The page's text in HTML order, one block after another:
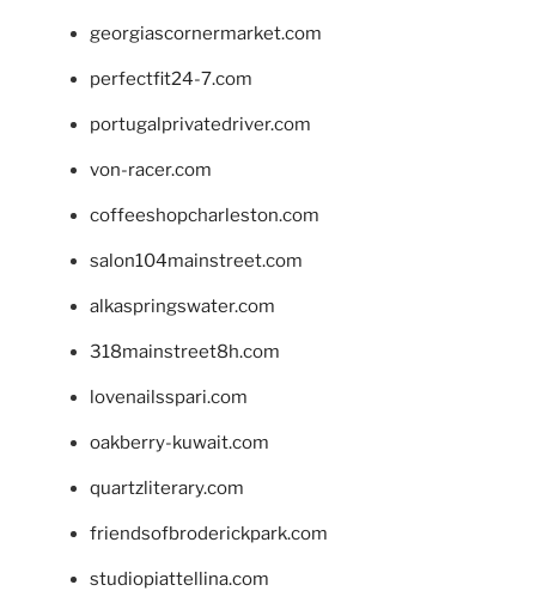
georgiascornermarket.com
perfectfit24-7.com
portugalprivatedriver.com
von-racer.com
coffeeshopcharleston.com
salon104mainstreet.com
alkaspringswater.com
318mainstreet8h.com
lovenailsspari.com
oakberry-kuwait.com
quartzliterary.com
friendsofbroderickpark.com
studiopiattellina.com